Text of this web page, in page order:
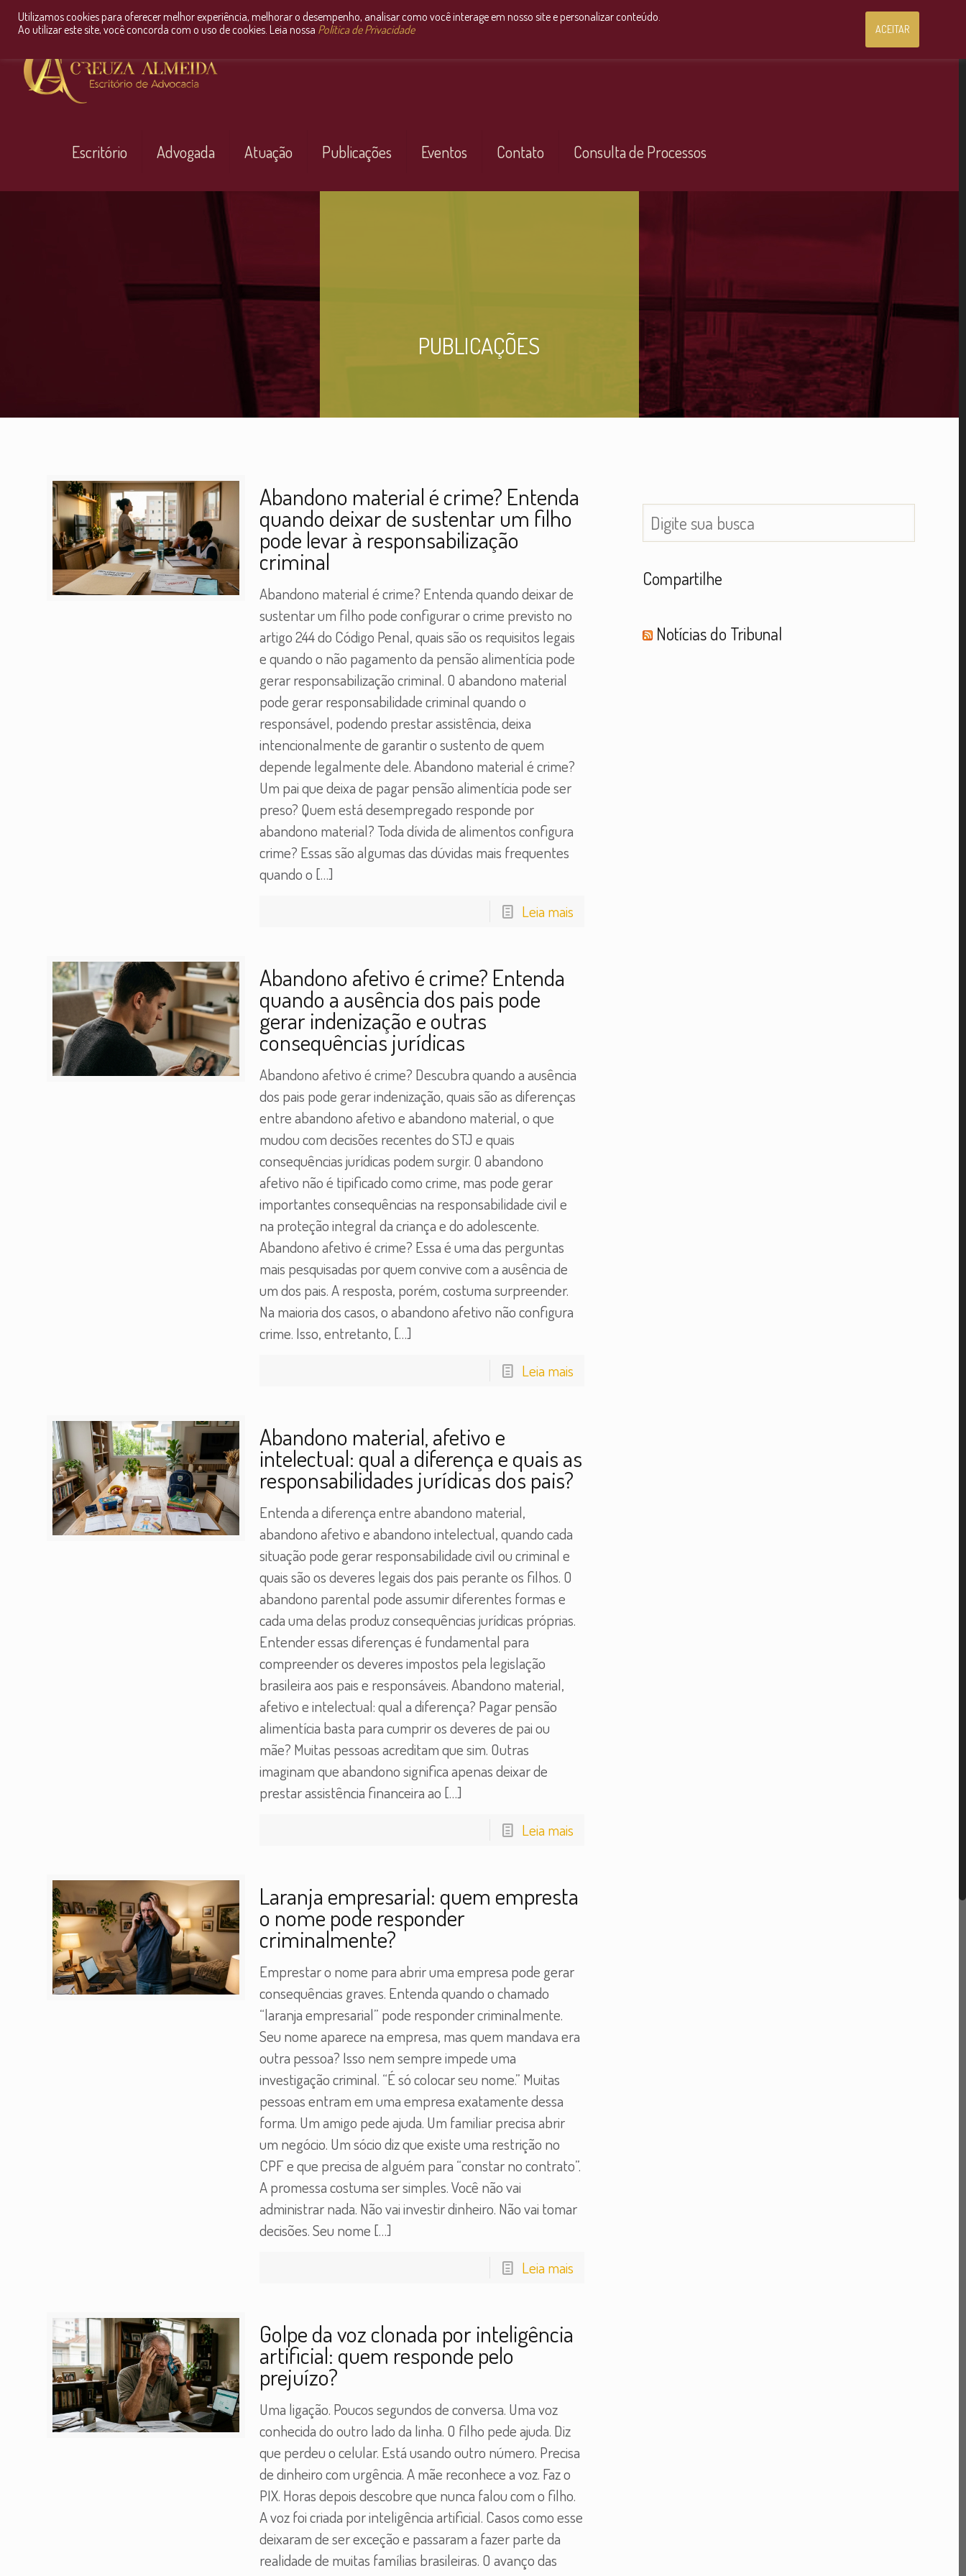
Consultoria Jurídica OnLine
Escritório Advogada Atuação Publicações Eventos Contato Consulta de Processos
PUBLICAÇÕES
Abandono material é crime? Entenda
quando deixar de sustentar um filho
pode levar à responsabilização
criminal
Abandono material é crime? Entenda quando deixar de
sustentar um filho pode configurar o crime previsto no
artigo 244 do Código Penal, quais são os requisitos legais
e quando o não pagamento da pensão alimentícia pode
gerar responsabilização criminal. O abandono material
pode gerar responsabilidade criminal quando o
responsável, podendo prestar assistência, deixa
intencionalmente de garantir o sustento de quem
depende legalmente dele. Abandono material é crime?
Um pai que deixa de pagar pensão alimentícia pode ser
preso? Quem está desempregado responde por
abandono material? Toda dívida de alimentos configura
crime? Essas são algumas das dúvidas mais frequentes
quando o […]
Leia mais
Abandono afetivo é crime? Entenda
quando a ausência dos pais pode
gerar indenização e outras
consequências jurídicas
Abandono afetivo é crime? Descubra quando a ausência
dos pais pode gerar indenização, quais são as diferenças
entre abandono afetivo e abandono material, o que
mudou com decisões recentes do STJ e quais
consequências jurídicas podem surgir. O abandono
afetivo não é tipificado como crime, mas pode gerar
importantes consequências na responsabilidade civil e
na proteção integral da criança e do adolescente.
Abandono afetivo é crime? Essa é uma das perguntas
mais pesquisadas por quem convive com a ausência de
um dos pais. A resposta, porém, costuma surpreender.
Na maioria dos casos, o abandono afetivo não configura
crime. Isso, entretanto, […]
Leia mais
Abandono material, afetivo e
intelectual: qual a diferença e quais as
responsabilidades jurídicas dos pais?
Entenda a diferença entre abandono material,
abandono afetivo e abandono intelectual, quando cada
situação pode gerar responsabilidade civil ou criminal e
quais são os deveres legais dos pais perante os filhos. O
abandono parental pode assumir diferentes formas e
cada uma delas produz consequências jurídicas próprias.
Entender essas diferenças é fundamental para
compreender os deveres impostos pela legislação
brasileira aos pais e responsáveis. Abandono material,
afetivo e intelectual: qual a diferença? Pagar pensão
alimentícia basta para cumprir os deveres de pai ou
mãe? Muitas pessoas acreditam que sim. Outras
imaginam que abandono significa apenas deixar de
prestar assistência financeira ao […]
Leia mais
Laranja empresarial: quem empresta
o nome pode responder
criminalmente?
Emprestar o nome para abrir uma empresa pode gerar
consequências graves. Entenda quando o chamado
“laranja empresarial” pode responder criminalmente.
Seu nome aparece na empresa, mas quem mandava era
outra pessoa? Isso nem sempre impede uma
investigação criminal. “É só colocar seu nome.” Muitas
pessoas entram em uma empresa exatamente dessa
forma. Um amigo pede ajuda. Um familiar precisa abrir
um negócio. Um sócio diz que existe uma restrição no
CPF e que precisa de alguém para “constar no contrato”.
A promessa costuma ser simples. Você não vai
administrar nada. Não vai investir dinheiro. Não vai tomar
decisões. Seu nome […]
Leia mais
Golpe da voz clonada por inteligência
artificial: quem responde pelo
prejuízo?
Uma ligação. Poucos segundos de conversa. Uma voz
conhecida do outro lado da linha. O filho pede ajuda. Diz
que perdeu o celular. Está usando outro número. Precisa
de dinheiro com urgência. A mãe reconhece a voz. Faz o
PIX. Horas depois descobre que nunca falou com o filho.
A voz foi criada por inteligência artificial. Casos como esse
deixaram de ser exceção e passaram a fazer parte da
realidade de muitas famílias brasileiras. O avanço das
Compartilhe
Notícias do Tribunal
Utilizamos cookies para oferecer melhor experiência, melhorar o desempenho, analisar como você interage em nosso site e personalizar conteúdo.
Ao utilizar este site, você concorda com o uso de cookies. Leia nossa Política de Privacidade ACEITAR